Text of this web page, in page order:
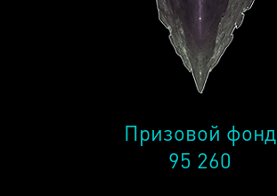
Призовой фонд
95 260